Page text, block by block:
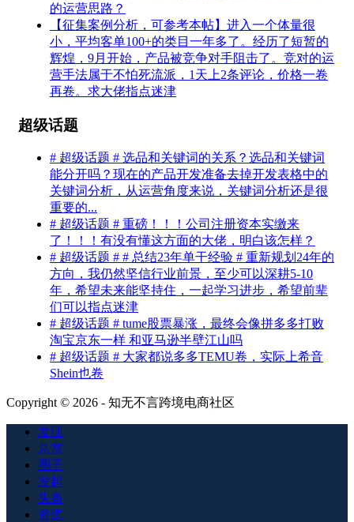
的运营思路？
【征集案例分析，可参考本帖】进入一个体量很
小，平均客单100+的类目一年多了。经历了短暂的
辉煌，9月开始，产品被竞争对手阻击了。竞对的运
营手法属于不怕死流派，1天上2条评论，价格一卷
再卷。求大佬指点迷津
超级话题
# 超级话题 # 选品和关键词的关系？选品和关键词
能分开吗？现在的产品开发准备去掉开发表格中的
关键词分析，从运营角度来说，关键词分析还是很
重要的...
# 超级话题 # 重磅！！！公司注册资本实缴来
了！！！有没有懂这方面的大佬，明白该怎样？
# 超级话题 # # 总结23年单干经验 # 重新规划24年的
方向，我仍然坚信行业前景，至少可以深耕5-10
年，希望未来能坚持住，一起学习进步，希望前辈
们可以指点迷津
# 超级话题 # tume股票暴涨，最终会像拼多多打败
淘宝京东一样 和亚马逊半壁江山吗
# 超级话题 # 大家都说多多TEMU卷，实际上希音
Shein也卷
Copyright © 2026 - 知无不言跨境电商社区
发现
悬赏
圈子
发起
头条
资源